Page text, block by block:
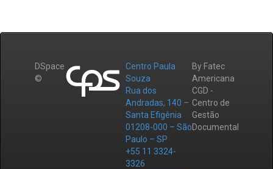
DSpace
©
Centro Paula
Souza
Rua dos
Andradas, 140 –
Santa Efigênia
01208-000 – São
Paulo – SP
+55 11 3324-
3326
By Fatec
Americana
CGD -
Centro de
Gestão
Documental